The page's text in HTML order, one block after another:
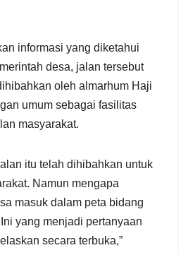
informasi yang diketahui
desa, jalan tersebut
oleh almarhum Haji
umum sebagai fasilitas
masyarakat.
itu telah dihibahkan untuk
Namun mengapa
masuk dalam peta bidang
yang menjadi pertanyaan
secara terbuka,”